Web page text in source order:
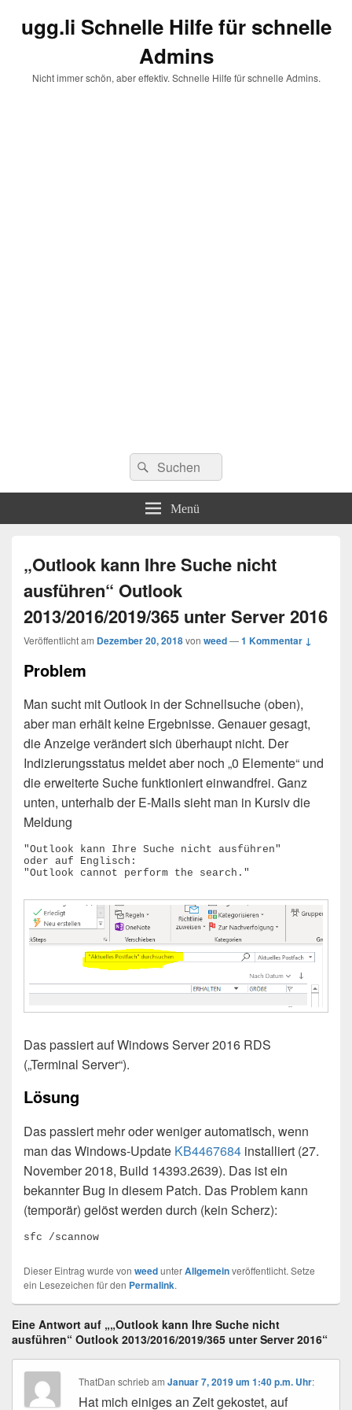
ugg.li Schnelle Hilfe für schnelle
Admins
Nicht immer schön, aber effektiv. Schnelle Hilfe für schnelle Admins.
Suchen
nach:
Suchen
Menü
„Outlook kann Ihre Suche nicht
ausführen“ Outlook
2013/2016/2019/365 unter Server 2016
Veröffentlicht am Dezember 20, 2018von weed—1 Kommentar ↓
Problem
Man sucht mit Outlook in der Schnellsuche (oben),
aber man erhält keine Ergebnisse. Genauer gesagt,
die Anzeige verändert sich überhaupt nicht. Der
Indizierungsstatus meldet aber noch „0 Elemente“ und
die erweiterte Suche funktioniert einwandfrei. Ganz
unten, unterhalb der E-Mails sieht man in Kursiv die
Meldung
"Outlook kann Ihre Suche nicht ausführen"
oder auf Englisch:
"Outlook cannot perform the search."
Das passiert auf Windows Server 2016 RDS
(„Terminal Server“).
Lösung
Das passiert mehr oder weniger automatisch, wenn
man das Windows-Update KB4467684 installiert (27.
November 2018, Build 14393.2639). Das ist ein
bekannter Bug in diesem Patch. Das Problem kann
(temporär) gelöst werden durch (kein Scherz):
sfc /scannow
Dieser Eintrag wurde von weedunterAllgemeinveröffentlicht. Setze
ein Lesezeichen für den Permalink.
Eine Antwort auf „„Outlook kann Ihre Suche nicht
ausführen“ Outlook 2013/2016/2019/365 unter Server 2016“
ThatDan schriebamJanuar 7, 2019 um 1:40 p.m. Uhr:
Hat mich einiges an Zeit gekostet, auf